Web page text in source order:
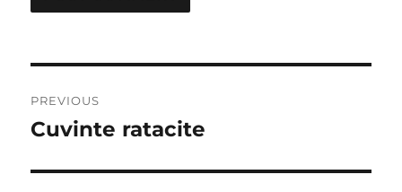
navigation
PREVIOUS
Previous
Cuvinte ratacite